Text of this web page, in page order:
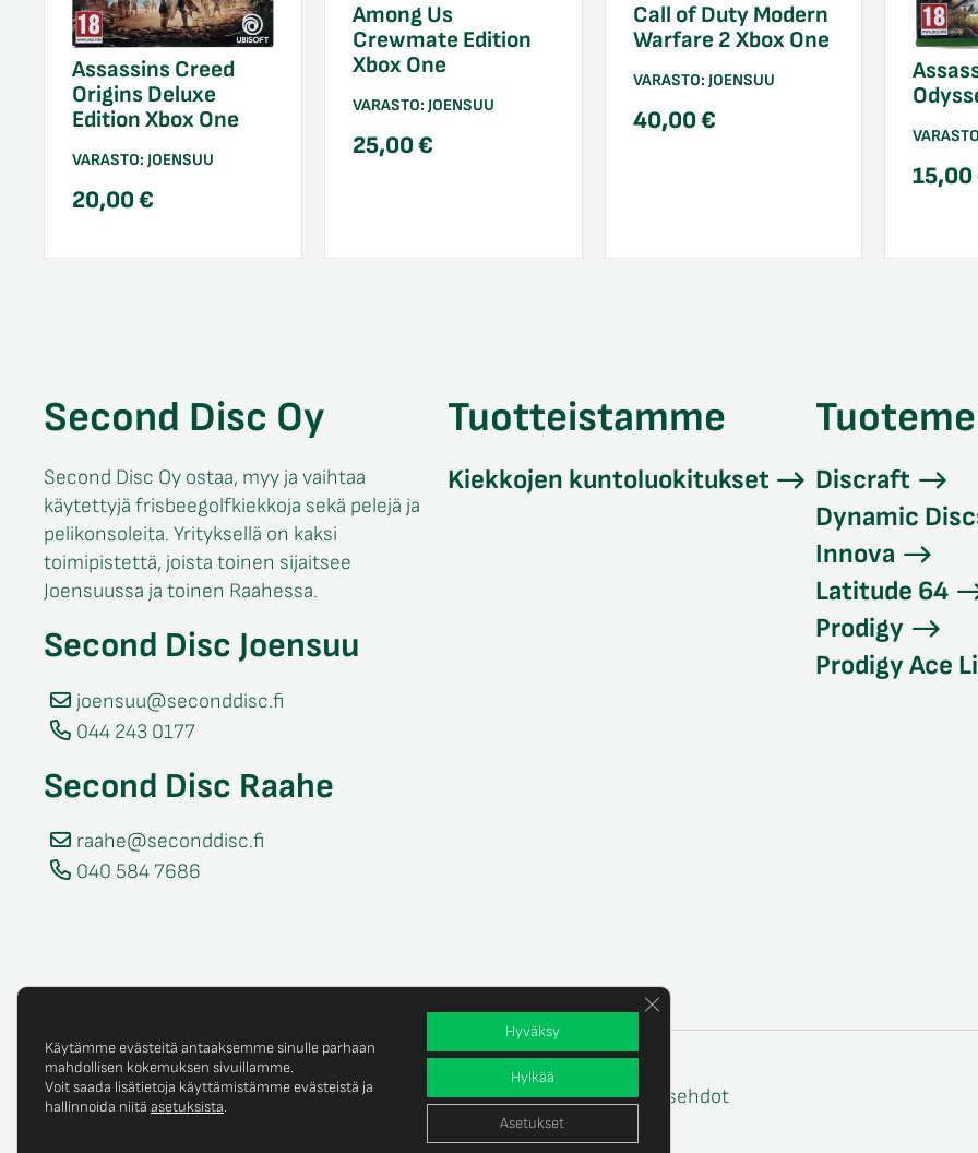
Assassins Creed
Origins Deluxe
Edition Xbox One
VARASTO: JOENSUU
20,00€
Among Us
Crewmate Edition
Xbox One
VARASTO: JOENSUU
25,00€
Call of Duty Modern
Warfare 2 Xbox One
VARASTO: JOENSUU
40,00€
15,00
Second Disc Oy
Second Disc Oy ostaa, myy ja vaihtaa
käytettyjä frisbeegolfkiekkoja sekä pelejä ja
pelikonsoleita. Yrityksellä on kaksi
toimipistettä, joista toinen sijaitsee
Joensuussa ja toinen Raahessa.
Second Disc Joensuu
joensuu@seconddisc.fi
044 243 0177
Second Disc Raahe
raahe@seconddisc.fi
040 584 7686
Tuotteistamme
Kiekkojen kuntoluokitukset
Discraft
Dynamic
Innova
Latitude 64
Prodigy
Prodigy Ace
© Copyright 2025 Second Disc Oy Tietosuojaseloste Tilaus- ja toimitusehdot
Käytämme evästeitä antaaksemme sinulle parhaan
mahdollisen kokemuksen sivuillamme.
Voit saada lisätietoja käyttämistämme evästeistä ja
hallinnoida niitä asetuksista.
Hyväksy
Hylkää
Asetukset
Sulje evästebanneri